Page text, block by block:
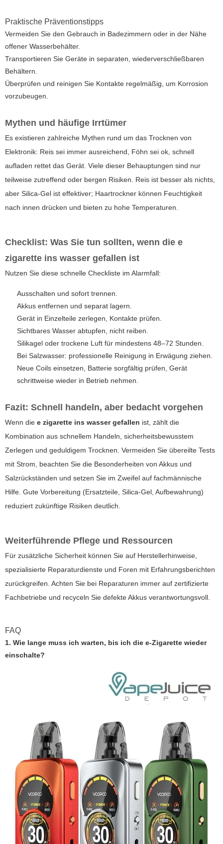
Praktische Präventionstipps
Vermeiden Sie den Gebrauch in Badezimmern oder in der Nähe
offener Wasserbehälter.
Transportieren Sie Geräte in separaten, wiederverschließbaren
Behältern.
Überprüfen und reinigen Sie Kontakte regelmäßig, um Korrosion
vorzubeugen.
Mythen und häufige Irrtümer
Es existieren zahlreiche Mythen rund um das Trocknen von
Elektronik: Reis sei immer ausreichend, Föhn sei ok, schnell
aufladen rettet das Gerät. Viele dieser Behauptungen sind nur
teilweise zutreffend oder bergen Risiken. Reis ist besser als nichts,
aber Silica-Gel ist effektiver; Haartrockner können Feuchtigkeit
nach innen drücken und bieten zu hohe Temperaturen.
Checklist: Was Sie tun sollten, wenn die e
zigarette ins wasser gefallen ist
Nutzen Sie diese schnelle Checkliste im Alarmfall:
Ausschalten und sofort trennen.
Akkus entfernen und separat lagern.
Gerät in Einzelteile zerlegen, Kontakte prüfen.
Sichtbares Wasser abtupfen, nicht reiben.
Silikagel oder trockene Luft für mindestens 48–72 Stunden.
Bei Salzwasser: professionelle Reinigung in Erwägung ziehen.
Neue Coils einsetzen, Batterie sorgfältig prüfen, Gerät
schrittweise wieder in Betrieb nehmen.
Fazit: Schnell handeln, aber bedacht vorgehen
Wenn die e zigarette ins wasser gefallen ist, zählt die
Kombination aus schnellem Handeln, sicherheitsbewusstem
Zerlegen und geduldigem Trocknen. Vermeiden Sie übereilte Tests
mit Strom, beachten Sie die Besonderheiten von Akkus und
Salzrückständen und setzen Sie im Zweifel auf fachmännische
Hilfe. Gute Vorbereitung (Ersatzteile, Silica-Gel, Aufbewahrung)
reduziert zukünftige Risiken deutlich.
Weiterführende Pflege und Ressourcen
Für zusätzliche Sicherheit können Sie auf Herstellerhinweise,
spezialisierte Reparaturdienste und Foren mit Erfahrungsberichten
zurückgreifen. Achten Sie bei Reparaturen immer auf zertifizierte
Fachbetriebe und recyceln Sie defekte Akkus verantwortungsvoll.
FAQ
1. Wie lange muss ich warten, bis ich die e-Zigarette wieder
einschalte?